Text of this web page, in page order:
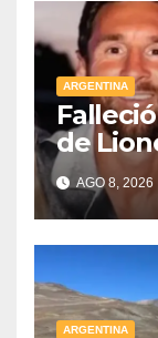
ARGENTINA
de
AGO 8, 2026
ARGENTINA